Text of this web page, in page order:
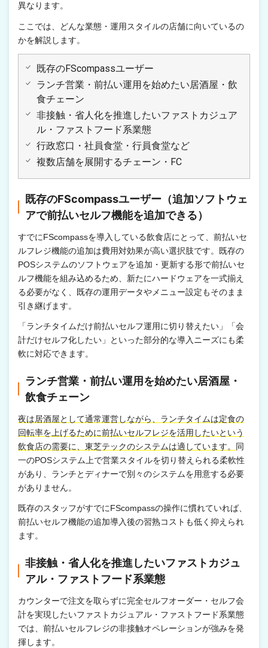
異なります。
ここでは、どんな業態・運用スタイルの店舗に向いているの
かを解説します。
既存のFScompassユーザー
ランチ営業・前払い運用を始めたい居酒屋・飲
食チェーン
非接触・省人化を推進したいファストカジュア
ル・ファストフード系業態
行政窓口・社員食堂・行員食堂など
複数店舗を展開するチェーン・FC
既存のFScompassユーザー（追加ソフトウェ
アで前払いセルフ機能を追加できる）
すでにFScompassを導入している飲食店にとって、前払いセ
ルフレジ機能の追加は費用対効果が高い選択肢です。既存の
POSシステムのソフトウェアを追加・更新する形で前払いセ
ルフ機能を組み込めるため、新たにハードウェアを一式揃え
る必要がなく、既存の運用データやメニュー設定もそのまま
引き継げます。
「ランチタイムだけ前払いセルフ運用に切り替えたい」「会
計だけセルフ化したい」といった部分的な導入ニーズにも柔
軟に対応できます。
ランチ営業・前払い運用を始めたい居酒屋・
飲食チェーン
夜は居酒屋として通常運営しながら、ランチタイムは定食の
回転率を上げるために前払いセルフレジを活用したいという
飲食店の需要に、東芝テックのシステムは適しています。 同
一のPOSシステム上で営業スタイルを切り替えられる柔軟性
があり、ランチとディナーで別々のシステムを用意する必要
がありません。
既存のスタッフがすでにFScompassの操作に慣れていれば、
前払いセルフ機能の追加導入後の習熟コストも低く抑えられ
ます。
非接触・省人化を推進したいファストカジュ
アル・ファストフード系業態
カウンターで注文を取らずに完全セルフオーダー・セルフ会
計を実現したいファストカジュアル・ファストフード系業態
では、前払いセルフレジの非接触オペレーションが強みを発
揮します。